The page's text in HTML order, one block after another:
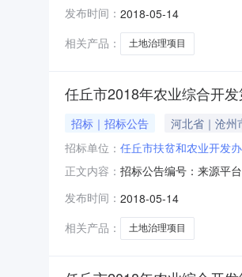
业/农业所属地区：沧州
理
发布时间： 2018-05-14
相关产品：
土地治理项目
任丘市2018年农业综合开
招标｜招标公告 河北省｜沧州
招标单位： 任丘市扶贫和农业开发
正文内容： 招标公告编号：来源平
业/农业所属地区：沧州
理
发布时间： 2018-05-14
相关产品：
土地治理项目